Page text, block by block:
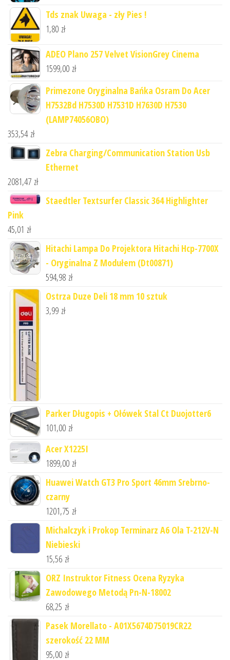
Tds znak Uwaga - zły Pies !
1,80 zł
ADEO Plano 257 Velvet VisionGrey Cinema
1599,00 zł
Primezone Oryginalna Bańka Osram Do Acer
H7532Bd H7530D H7531D H7630D H7530
(LAMP74056OBO)
353,54 zł
Zebra Charging/Communication Station Usb
Ethernet
2081,47 zł
Staedtler Textsurfer Classic 364 Highlighter
Pink
45,01 zł
Hitachi Lampa Do Projektora Hitachi Hcp-7700X
- Oryginalna Z Modułem (Dt00871)
594,98 zł
Ostrza Duze Deli 18 mm 10 sztuk
3,99 zł
Parker Długopis + Ołówek Stal Ct Duojotter6
101,00 zł
Acer X1225I
1899,00 zł
Huawei Watch GT3 Pro Sport 46mm Srebrno-
czarny
1201,75 zł
Michalczyk i Prokop Terminarz A6 Ola T-212V-N
Niebieski
15,56 zł
ORZ Instruktor Fitness Ocena Ryzyka
Zawodowego Metodą Pn-N-18002
68,25 zł
Pasek Morellato - A01X5674D75019CR22
szerokość 22 MM
95,00 zł